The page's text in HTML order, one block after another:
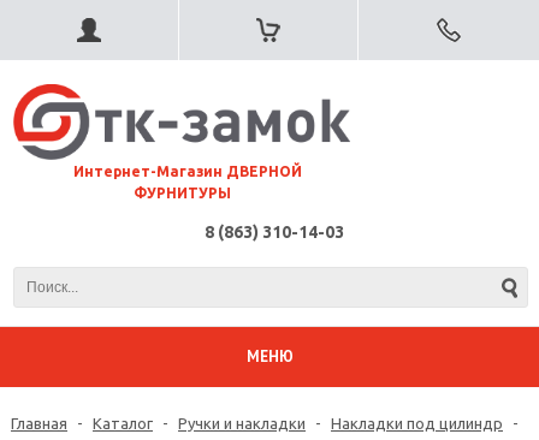
⠀Интернет-Магазин ДВЕРНОЙ
ФУРНИТУРЫ
8 (863) 310-14-03
МЕНЮ
Главная - Каталог - Ручки и накладки - Накладки под цилиндр
-